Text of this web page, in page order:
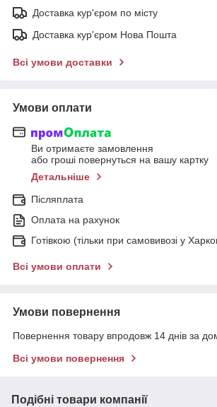
Доставка кур'єром по місту
Доставка кур'єром Нова Пошта
Всі умови доставки
Умови оплати
Ви отримаєте замовлення
або гроші повернуться на вашу картку
Детальніше
Післяплата
Оплата на рахунок
Готівкою (тільки при самовивозі у
Всі умови оплати
Умови повернення
Повернення товару впродовж 14 днів за
Всі умови повернення
Подібні товари компанії